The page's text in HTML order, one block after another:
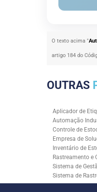
O texto acima "
artigo 184 do
OUTRAS
Aplicador de
Automação
Controle de
Empresa de
Inventário de
Rastreamento e
Sistema de
Sistema de
Solução RFID